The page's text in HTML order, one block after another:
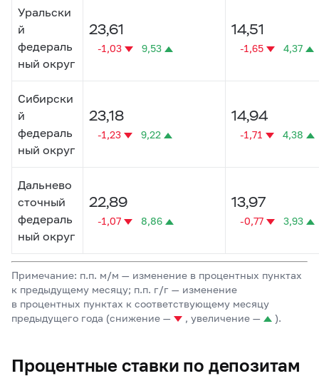
Уральски
й
федераль
ный округ
23,61
-1,03 9,53
14,51
-1,65 4,37
Сибирски
й
федераль
ный округ
23,18
-1,23 9,22
14,94
-1,71 4,38
Дальнево
сточный
федераль
ный округ
22,89
-1,07 8,86
13,97
-0,77 3,93
Примечание: п.п. м/м — изменение в процентных пунктах
к предыдущему месяцу; п.п. г/г — изменение
в процентных пунктах к соответствующему месяцу
предыдущего года (снижение —
, увеличение — ).
Процентные ставки по депозитам